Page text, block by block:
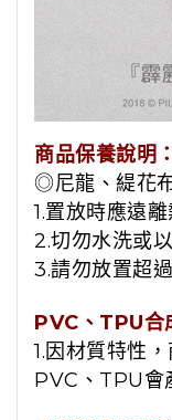
商品保養說明：
◎尼龍、緹花
1.置放時應遠
2.切勿水洗或
3.請勿放置超
PVC、TPU合
1.因材質特性
PVC、TPU會